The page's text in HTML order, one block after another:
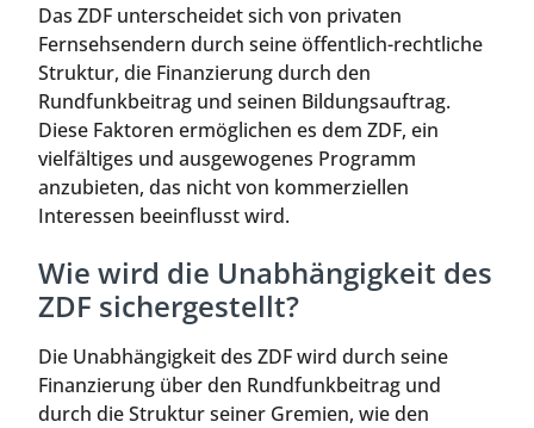
Das ZDF unterscheidet sich von privaten
Fernsehsendern durch seine öffentlich-rechtliche
Struktur, die Finanzierung durch den
Rundfunkbeitrag und seinen Bildungsauftrag.
Diese Faktoren ermöglichen es dem ZDF, ein
vielfältiges und ausgewogenes Programm
anzubieten, das nicht von kommerziellen
Interessen beeinflusst wird.
Wie wird die Unabhängigkeit des
ZDF sichergestellt?
Die Unabhängigkeit des ZDF wird durch seine
Finanzierung über den Rundfunkbeitrag und
durch die Struktur seiner Gremien, wie den